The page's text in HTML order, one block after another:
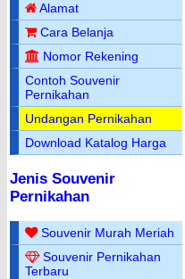
Alamat
Cara Belanja
Nomor Rekening
Contoh Souvenir
Pernikahan
Undangan Pernikahan
Download Katalog Harga
Jenis Souvenir
Pernikahan
Souvenir Murah Meriah
Souvenir Pernikahan
Terbaru